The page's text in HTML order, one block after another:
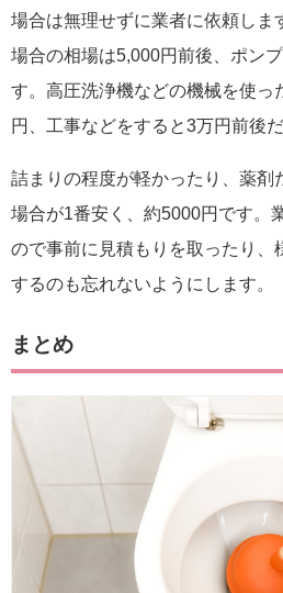
場合は無理せずに業者に依頼しま
場合の相場は5,000円前後、ポン
す。高圧洗浄機などの機械を使っ
円、工事などをすると3万円前後
詰まりの程度が軽かったり、薬剤
場合が1番安く、約5000円です。
ので事前に見積もりを取ったり、
するのも忘れないようにします。
まとめ